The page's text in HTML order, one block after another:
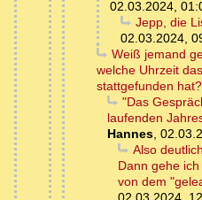
02.03.2024,
Jepp, die
02.03.2024,
Weiß jemand
welche Uhrzeit
stattgefunden hat?
"Das
laufenden
Hannes,
Also
Dann gehe
von dem